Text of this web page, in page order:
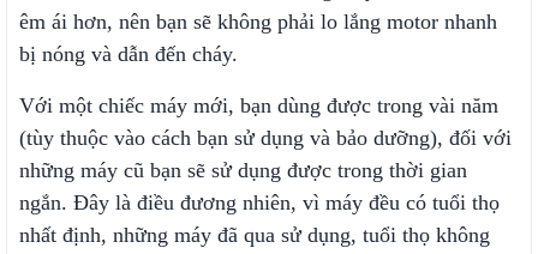
êm ái hơn, nên bạn sẽ không phải lo lắng motor nhanh
bị nóng và dẫn đến cháy.
Với một chiếc máy mới, bạn dùng được trong vài năm
(tùy thuộc vào cách bạn sử dụng và bảo dưỡng), đối với
những máy cũ bạn sẽ sử dụng được trong thời gian
ngắn. Đây là điều đương nhiên, vì máy đều có tuổi thọ
nhất định, những máy đã qua sử dụng, tuổi thọ không